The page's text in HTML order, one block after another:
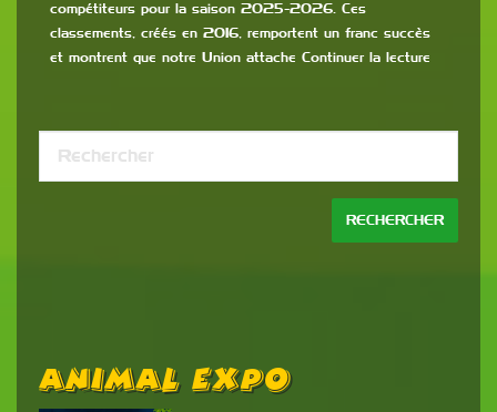
compétiteurs pour la saison 2025-2026. Ces
classements, créés en 2016, remportent un franc succès
et montrent que notre Union attache Continuer la lecture
Animal Expo